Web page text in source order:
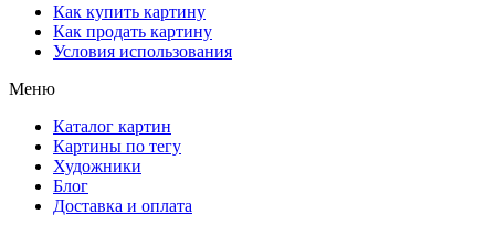
Как купить картину
Как продать картину
Условия использования
Меню
Каталог картин
Картины по тегу
Художники
Блог
Доставка и оплата